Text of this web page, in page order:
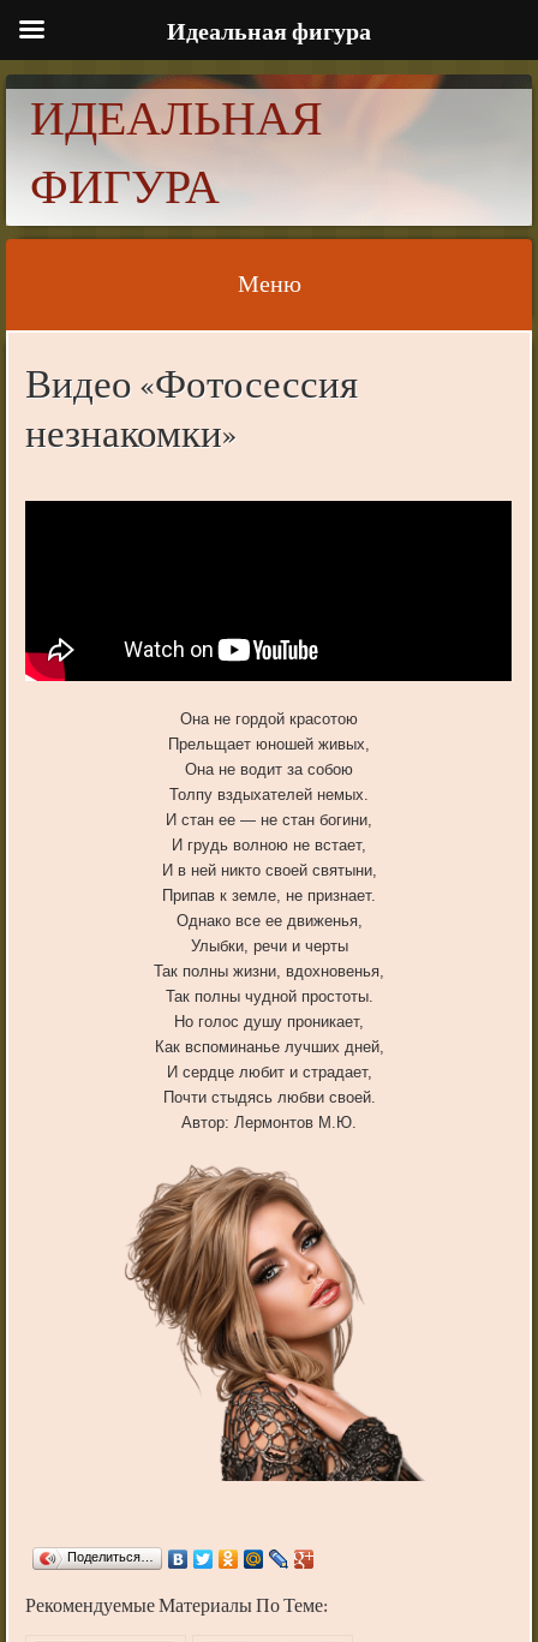
ИДЕАЛЬНАЯ
ФИГУРА
Меню
Видео «Фотосессия
незнакомки»
Она не гордой красотою
Прельщает юношей живых,
Она не водит за собою
Толпу вздыхателей немых.
И стан ее — не стан богини,
И грудь волною не встает,
И в ней никто своей святыни,
Припав к земле, не признает.
Однако все ее движенья,
Улыбки, речи и черты
Так полны жизни, вдохновенья,
Так полны чудной простоты.
Но голос душу проникает,
Как вспоминанье лучших дней,
И сердце любит и страдает,
Почти стыдясь любви своей.
Автор: Лермонтов М.Ю.
Поделиться…
Рекомендуемые Материалы По Теме:
Идеальная фигура